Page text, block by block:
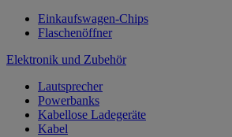
Einkaufswagen-Chips
Flaschenöffner
Elektronik und Zubehör
Lautsprecher
Powerbanks
Kabellose Ladegeräte
Kabel